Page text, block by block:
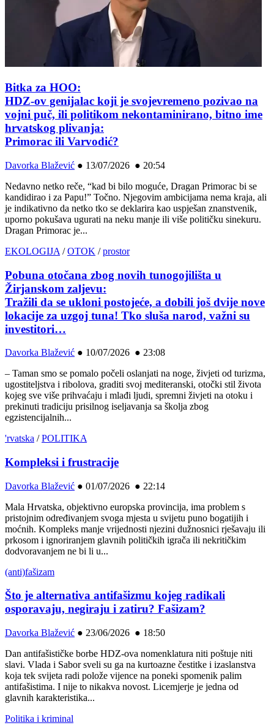
Bitka za HOO:
HDZ-ov genijalac koji je svojevremeno pozivao na
vojni puč, ili politikom nekontaminirano, bitno ime
hrvatskog plivanja:
Primorac ili Varvodić?
Davorka Blažević ● 13/07/2026 ● 20:54
Nedavno netko reče, “kad bi bilo moguće, Dragan Primorac bi se
kandidirao i za Papu!” Točno. Njegovim ambicijama nema kraja, ali
je indikativno da netko tko se deklarira kao uspješan znanstvenik,
uporno pokušava ugurati na neku manje ili više političku sinekuru.
Dragan Primorac je...
EKOLOGIJA /OTOK /prostor
Pobuna otočana zbog novih tunogojilišta u
Žirjanskom zaljevu:
Tražili da se ukloni postojeće, a dobili još dvije nove
lokacije za uzgoj tuna! Tko sluša narod, važni su
investitori…
Davorka Blažević ● 10/07/2026 ● 23:08
– Taman smo se pomalo počeli oslanjati na noge, živjeti od turizma,
ugostiteljstva i ribolova, graditi svoj mediteranski, otočki stil života
kojeg sve više prihvaćaju i mlađi ljudi, spremni živjeti na otoku i
prekinuti tradiciju prisilnog iseljavanja sa školja zbog
egzistencijalnih...
'rvatska /POLITIKA
Kompleksi i frustracije
Davorka Blažević ● 01/07/2026 ● 22:14
Mala Hrvatska, objektivno europska provincija, ima problem s
pristojnim određivanjem svoga mjesta u svijetu puno bogatijih i
moćnih. Kompleks manje vrijednosti njezini dužnosnici rješavaju ili
prkosom i ignoriranjem glavnih političkih igrača ili nekritičkim
dodvoravanjem ne bi li u...
(anti)fašizam
Što je alternativa antifašizmu kojeg radikali
osporavaju, negiraju i zatiru? Fašizam?
Davorka Blažević ● 23/06/2026 ● 18:50
Dan antifašističke borbe HDZ-ova nomenklatura niti poštuje niti
slavi. Vlada i Sabor sveli su ga na kurtoazne čestitke i izaslanstva
koja tek svijeta radi polože vijence na poneki spomenik palim
antifašistima. I nije to nikakva novost. Licemjerje je jedna od
glavnih karakteristika...
Politika i kriminal